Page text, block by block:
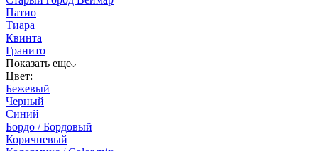
Патио
Тиара
Квинта
Гранито
Показать еще
Цвет:
Бежевый
Черный
Синий
Бордо / Бордовый
Коричневый